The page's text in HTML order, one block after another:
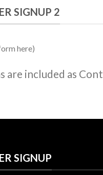
SIGNUP 2
here)
are included as
SIGNUP